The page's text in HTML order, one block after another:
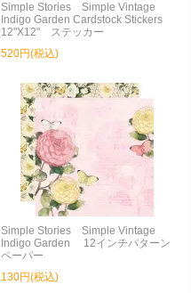
Simple Stories Simple Vintage
Indigo Garden Cardstock Stickers
12"X12" ステッカー
520円(税込)
Simple Stories Simple Vintage
Indigo Garden 12インチパターン
ペーパー
130円(税込)